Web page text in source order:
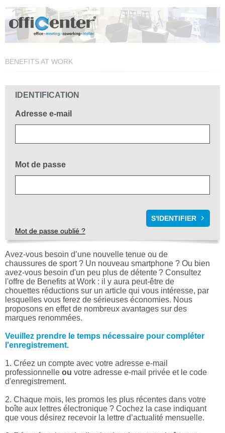
BENEFITS AT WORK
IDENTIFICATION
Adresse e-mail
Mot de passe
Mot de passe oublié ?
Avez-vous besoin d’une nouvelle tenue ou de
chaussures de sport ? Un nouveau smartphone ? Ou bien
avez-vous besoin d'un peu plus de détente ? Consultez
l'offre de Benefits at Work : il y aura peut-être de
chouettes réductions sur un article qui vous intéresse, par
lesquelles vous ferez de sérieuses économies. Nous
proposons en effet de nombreux avantages sur des
marques renommées.
Veuillez prendre le temps nécessaire pour compléter
l'enregistrement.
1. Créez un compte avec votre adresse e-mail
professionnelle ou votre adresse e-mail privée et le code
d'enregistrement.
2. Chaque mois, les promos les plus récentes dans votre
boîte aux lettres électronique ? Cochez la case indiquant
que vous désirez recevoir la lettre d’actualité mensuelle.